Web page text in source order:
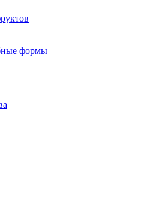
формы